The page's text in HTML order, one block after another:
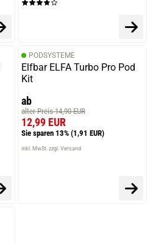
PODSYSTEME
Elfbar ELFA Turbo Pro Pod
Kit
ab
alter Preis 14,90 EUR
12,99 EUR
Sie sparen 13% (1,91 EUR)
inkl. MwSt. zzgl. Versand